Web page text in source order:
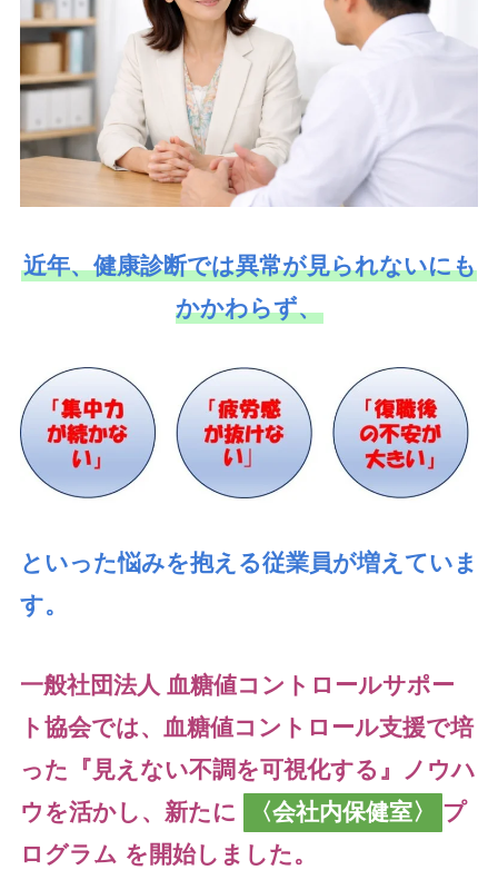
近年、健康診断では異常が見られないにも
かかわらず、
といった悩みを抱える従業員が増えていま
す。
一般社団法人 血糖値コントロールサポー
ト協会では、 血糖値コントロール支援で培
った『見えない不調を可視化する』ノウハ
ウを活かし、 新たに 〈会社内保健室〉
プ
ログラム を開始しました。